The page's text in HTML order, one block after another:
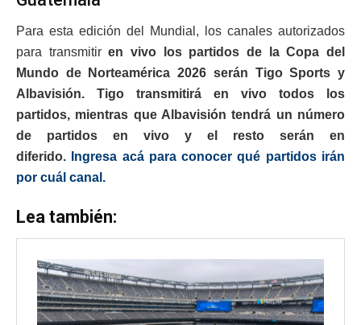
Para esta edición del Mundial, los canales autorizados
para transmitiren vivo los partidos de la Copa del
Mundo de Norteamérica 2026 serán Tigo Sports y
Albavisión. Tigo transmitirá en vivo todos los
partidos, mientras que Albavisión tendrá un número
de partidos en vivo y el resto serán en
diferido.
Ingresa acá para conocer qué partidos irán
por cuál canal.
Lea también: